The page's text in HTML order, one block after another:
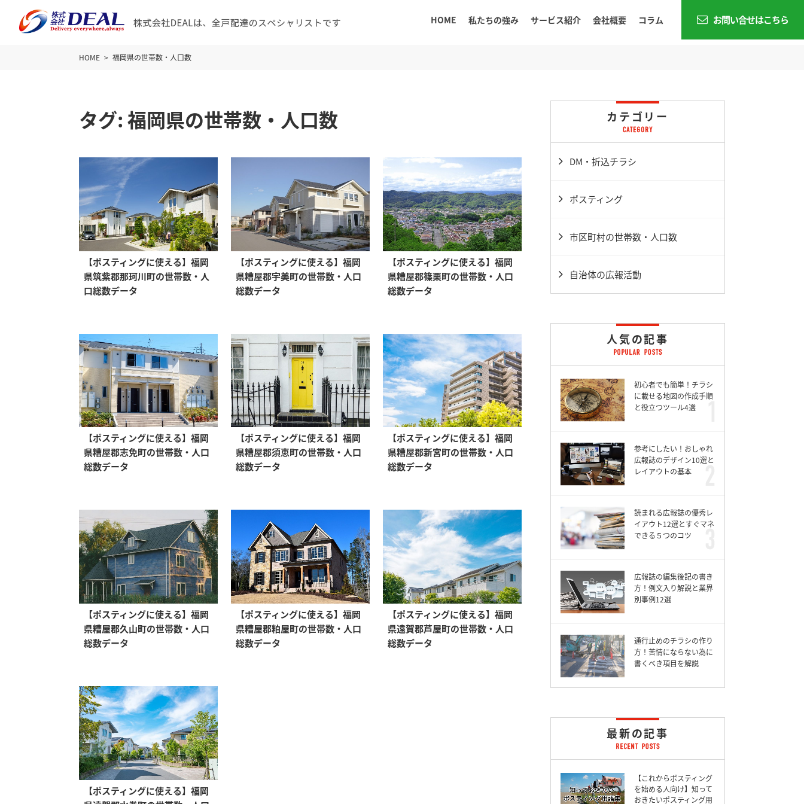
お問い合せはこちら
HOME 私たちの強み サービス紹介 会社概要 コラム
HOME 福岡県の世帯数・人口数
タグ:福岡県の世帯数・人口数
【ポスティングに使える】福岡
県筑紫郡那珂川町の世帯数・人
口総数データ
【ポスティングに使える】福岡
県糟屋郡宇美町の世帯数・人口
総数データ
【ポスティングに使える】福岡
県糟屋郡篠栗町の世帯数・人口
総数データ
【ポスティングに使える】福岡
県糟屋郡志免町の世帯数・人口
総数データ
【ポスティングに使える】福岡
県糟屋郡須恵町の世帯数・人口
総数データ
【ポスティングに使える】福岡
県糟屋郡新宮町の世帯数・人口
総数データ
【ポスティングに使える】福岡
県糟屋郡久山町の世帯数・人口
総数データ
【ポスティングに使える】福岡
県糟屋郡粕屋町の世帯数・人口
総数データ
【ポスティングに使える】福岡
県遠賀郡芦屋町の世帯数・人口
総数データ
【ポスティングに使える】福岡
カテゴリー
DM・折込チラシ
ポスティング
市区町村の世帯数・人口数
自治体の広報活動
人気の記事
初心者でも簡単！チラシ
に載せる地図の作成手順
と役立つツール4選
参考にしたい！おしゃれ
広報誌のデザイン10選と
レイアウトの基本
読まれる広報誌の優秀レ
イアウト12選とすぐマネ
できる５つのコツ
広報誌の編集後記の書き
方！例文入り解説と業界
別事例12選
通行止めのチラシの作り
方！苦情にならない為に
書くべき項目を解説
最新の記事
【これからポスティング
を始める人向け】知って
おきたいポスティング用